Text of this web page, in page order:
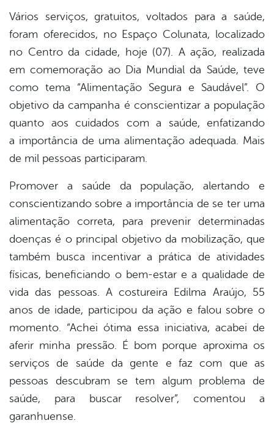
Vários serviços, gratuitos, voltados para a saúde,
foram oferecidos, no Espaço Colunata, localizado
no Centro da cidade, hoje (07). A ação, realizada
em comemoração ao Dia Mundial da Saúde, teve
como tema “Alimentação Segura e Saudável”. O
objetivo da campanha é conscientizar a população
quanto aos cuidados com a saúde, enfatizando
a importância de uma alimentação adequada. Mais
de mil pessoas participaram.
Promover a saúde da população, alertando e
conscientizando sobre a importância de se ter uma
alimentação correta, para prevenir determinadas
doenças é o principal objetivo da mobilização, que
também busca incentivar a prática de atividades
físicas, beneficiando o bem-estar e a qualidade de
vida das pessoas. A costureira Edilma Araújo, 55
anos de idade, participou da ação e falou sobre o
momento. “Achei ótima essa iniciativa, acabei de
aferir minha pressão. É bom porque aproxima os
serviços de saúde da gente e faz com que as
pessoas descubram se tem algum problema de
saúde, para buscar resolver”, comentou a
garanhuense.